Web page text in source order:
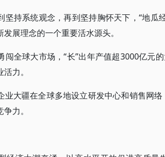
坚持系统观念，再到坚持胸怀天下，“地瓜
展理念的一个重要活水源头。
全球大市场，“长”出年产值超3000亿元
力。
业大疆在全球多地设立研发中心和销售网
力。